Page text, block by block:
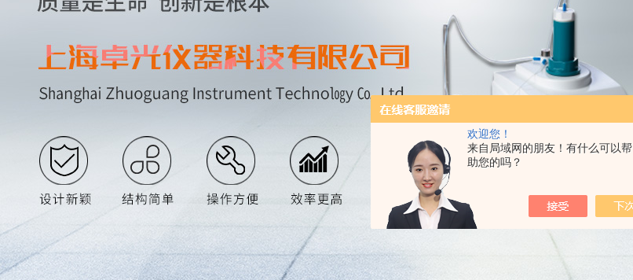
欢迎您！
来自局域网的朋友！有什么可以帮
助您的吗？